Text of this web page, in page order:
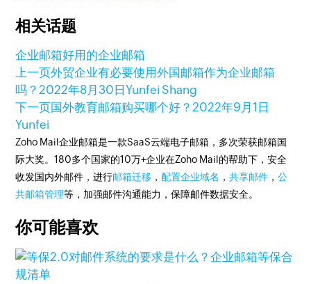
相关话题
企业邮箱好用的企业邮箱
上一页外贸企业有必要使用外国邮箱作为企业邮箱
吗？2022年8月30日Yunfei Shang
下一页国外教育邮箱购买哪个好？2022年9月1日
Yunfei
Zoho Mail企业邮箱是一款SaaS云端电子邮箱，多次荣获邮箱国
际大奖。180多个国家的10万+企业在Zoho Mail的帮助下，安全
收发国内外邮件，进行邮箱迁移 ，配置企业域名 ，共享邮件 ，公
共邮箱管理等，加强邮件沟通能力，保障邮件数据安全。
你可能喜欢